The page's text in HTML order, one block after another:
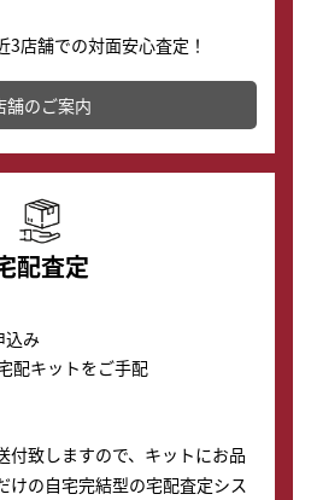
店舗での対面安心査定！
取りに出してお得に新しい時計
舗のご案内
配査定
込み
配キットをご手配
付致しますので、キットにお品
けの自宅完結型の宅配査定シス